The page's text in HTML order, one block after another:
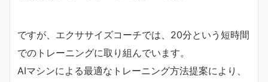
ですが、エクササイズコーチでは、20分という短時間
でのトレーニングに取り組んでいます。
AIマシンによる最適なトレーニング方法提案により、